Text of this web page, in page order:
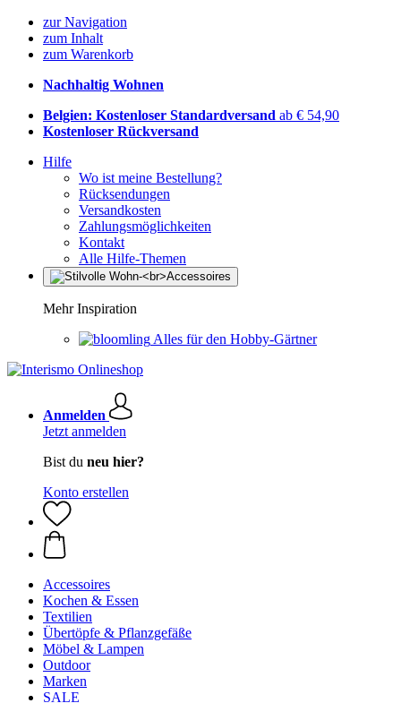
zur Navigation
zum Inhalt
zum Warenkorb
Nachhaltig Wohnen
Belgien: Kostenloser Standardversand ab € 54,90
Kostenloser Rückversand
Hilfe
Wo ist meine Bestellung?
Rücksendungen
Versandkosten
Zahlungsmöglichkeiten
Kontakt
Alle Hilfe-Themen
Mehr Inspiration
Alles für den Hobby-Gärtner
Anmelden
Jetzt anmelden
Bist du neu hier?
Konto erstellen
Accessoires
Kochen & Essen
Textilien
Übertöpfe & Pflanzgefäße
Möbel & Lampen
Outdoor
Marken
SALE